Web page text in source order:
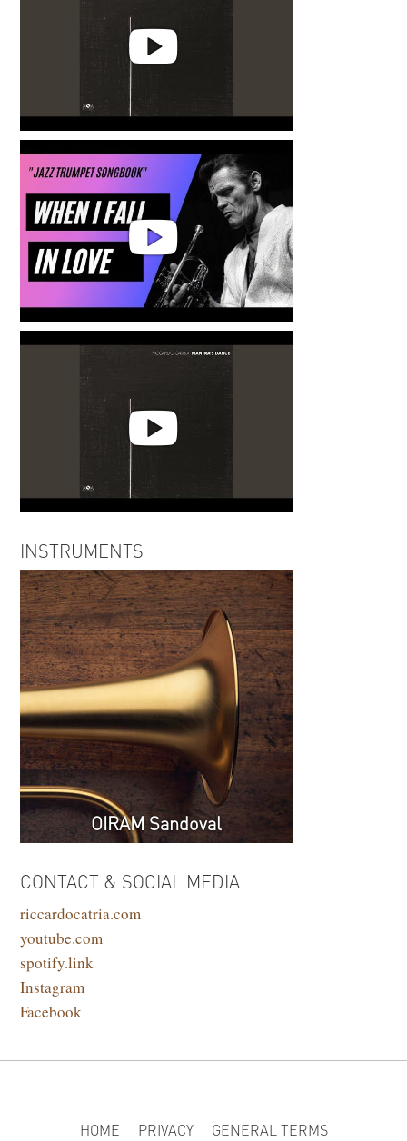
Riccardo Catria | Riflessi
Riccardo Catria | When I fall in
Love
INSTRUMENTS
OIRAM Sandoval
CONTACT & SOCIAL MEDIA
riccardocatria.com
youtube.com
spotify.link
Instagram
Facebook
HOME PRIVACY GENERAL TERMS